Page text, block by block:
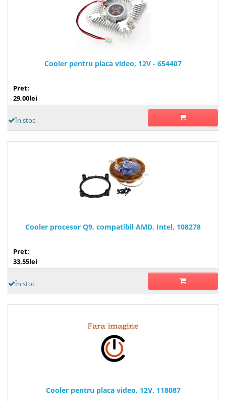
Cooler pentru placa video, 12V - 654407
Pret:
29,00lei
În stoc
Cooler procesor Q9, compatibil AMD, Intel, 108278
Pret:
33,55lei
În stoc
Cooler pentru placa video, 12V, 118087